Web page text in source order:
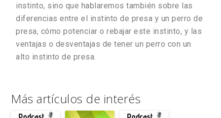
instinto, sino que hablaremos también sobre las
diferencias entre el instinto de presa y un perro de
presa, cómo potenciar o rebajar este instinto, y las
ventajas o desventajas de tener un perro con un
alto instinto de presa.
Más artículos de interés